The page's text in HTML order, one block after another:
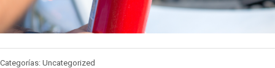
Categorías: Uncategorized